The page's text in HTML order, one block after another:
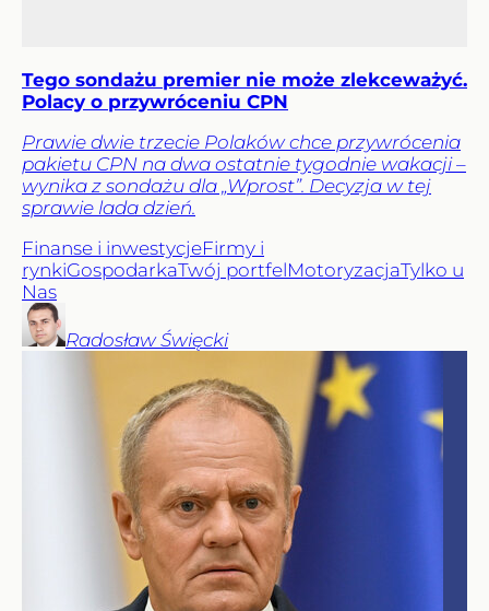
Tego sondażu premier nie może zlekceważyć.
Polacy o przywróceniu CPN
Prawie dwie trzecie Polaków chce przywrócenia
pakietu CPN na dwa ostatnie tygodnie wakacji –
wynika z sondażu dla „Wprost”. Decyzja w tej
sprawie lada dzień.
Finanse i inwestycjeFirmy i
rynkiGospodarkaTwój portfelMotoryzacjaTylko u
Nas
Radosław Święcki